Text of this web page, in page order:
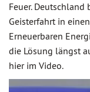
Feuer.
Geisterfahrt in
Erneuerbaren
die Lösung längst
hier im Video.